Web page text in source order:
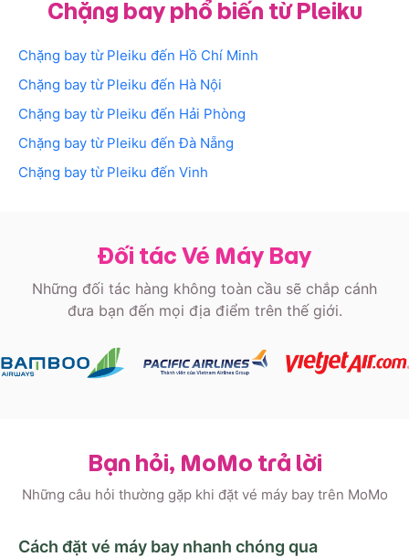
Chặng bay phổ biến từ Pleiku
Chặng bay từ Pleiku đến Hồ Chí Minh
Chặng bay từ Pleiku đến Hà Nội
Chặng bay từ Pleiku đến Hải Phòng
Chặng bay từ Pleiku đếnĐà Nẵng
Chặng bay từ Pleiku đến Vinh
Đối tác Vé Máy Bay
Những đối tác hàng không toàn cầu sẽ chắp cánh
đưa bạn đến mọi địa điểm trên thế giới.
Bạn hỏi, MoMo trả lời
Những câu hỏi thường gặp khi đặt vé máy bay trên MoMo
Cách đặt vé máy bay nhanh chóng qua